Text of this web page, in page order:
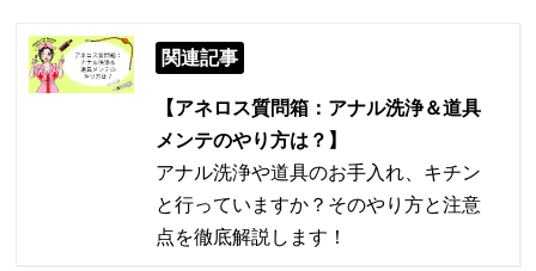
関連記事
【アネロス質問箱：アナル洗浄＆道具
メンテのやり方は？】
アナル洗浄や道具のお手入れ、キチン
と行っていますか？そのやり方と注意
点を徹底解説します！